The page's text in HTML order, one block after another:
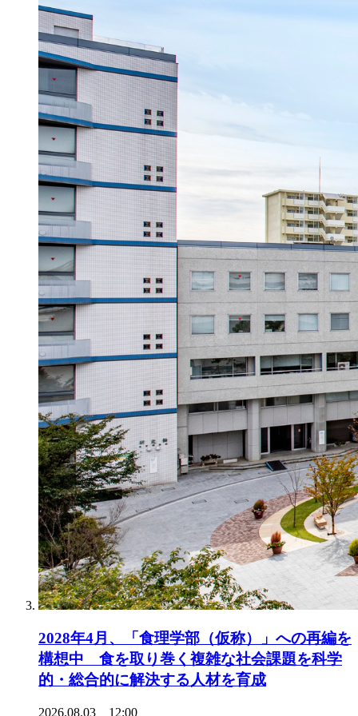
2028年4月、「食理学部（仮称）」への再編を
構想中 食を取り巻く複雑な社会課題を科学
的・総合的に解決する人材を育成
2026.08.03 12:00